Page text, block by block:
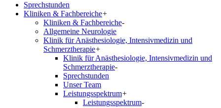
Sprechstunden
Kliniken & Fachbereiche+
Kliniken & Fachbereiche-
Allgemeine Neurologie
Klinik für Anästhesiologie, Intensivmedizin und
Schmerztherapie+
Klinik für Anästhesiologie, Intensivmedizin und
Schmerztherapie-
Sprechstunden
Unser Team
Leistungsspektrum+
Leistungsspektrum-